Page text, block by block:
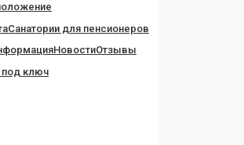
Санатории для пенсионеров
НовостиОтзывы
ключ